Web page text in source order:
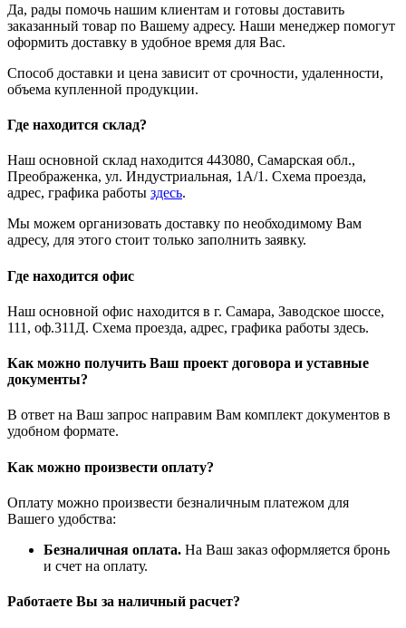
Да, рады помочь нашим клиентам и готовы доставить
заказанный товар по Вашему адресу. Наши менеджер помогут
оформить доставку в удобное время для Вас.
Способ доставки и цена зависит от срочности, удаленности,
объема купленной продукции.
Где находится склад?
Наш основной склад находится 443080, Самарская обл.,
Преображенка, ул. Индустриальная, 1А/1. Схема проезда,
адрес, графика работы здесь.
Мы можем организовать доставку по необходимому Вам
адресу, для этого стоит только заполнить заявку.
Где находится офис
Наш основной офис находится в г. Самара, Заводское шоссе,
111, оф.311Д. Схема проезда, адрес, графика работы здесь.
Как можно получить Ваш проект договора и уставные
документы?
В ответ на Ваш запрос направим Вам комплект документов в
удобном формате.
Как можно произвести оплату?
Оплату можно произвести безналичным платежом для
Вашего удобства:
Безналичная оплата. На Ваш заказ оформляется бронь
и счет на оплату.
Работаете Вы за наличный расчет?